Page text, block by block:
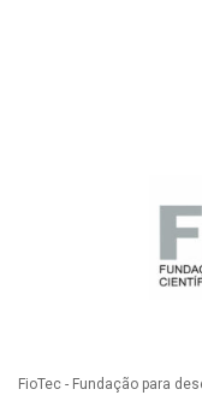
FioTec - Fundação para